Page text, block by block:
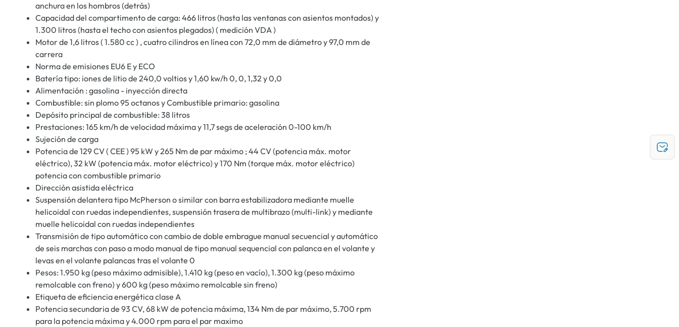
anchura en los hombros (detrás)
Capacidad del compartimento de carga: 466 litros (hasta las ventanas con asientos montados) y
1.300 litros (hasta el techo con asientos plegados) ( medición VDA )
Motor de 1,6 litros ( 1.580 cc ) , cuatro cilindros en línea con 72,0 mm de diámetro y 97,0 mm de
carrera
Norma de emisiones EU6 E y ECO
Batería tipo: iones de litio de 240,0 voltios y 1,60 kw/h 0, 0, 1,32 y 0,0
Alimentación : gasolina - inyección directa
Combustible: sin plomo 95 octanos y Combustible primario: gasolina
Depósito principal de combustible: 38 litros
Prestaciones: 165 km/h de velocidad máxima y 11,7 segs de aceleración 0-100 km/h
Sujeción de carga
Potencia de 129 CV ( CEE ) 95 kW y 265 Nm de par máximo ; 44 CV (potencia máx. motor
eléctrico), 32 kW (potencia máx. motor eléctrico) y 170 Nm (torque máx. motor eléctrico)
potencia con combustible primario
Dirección asistida eléctrica
Suspensión delantera tipo McPherson o similar con barra estabilizadora mediante muelle
helicoidal con ruedas independientes, suspensión trasera de multibrazo (multi-link) y mediante
muelle helicoidal con ruedas independientes
Transmisión de tipo automático con cambio de doble embrague manual secuencial y automático
de seis marchas con paso a modo manual de tipo manual sequencial con palanca en el volante y
levas en el volante palancas tras el volante 0
Pesos: 1.950 kg (peso máximo admisible), 1.410 kg (peso en vacío), 1.300 kg (peso máximo
remolcable con freno) y 600 kg (peso máximo remolcable sin freno)
Etiqueta de eficiencia energética clase A
Potencia secundaria de 93 CV, 68 kW de potencia máxima, 134 Nm de par máximo, 5.700 rpm
para la potencia máxima y 4.000 rpm para el par maximo